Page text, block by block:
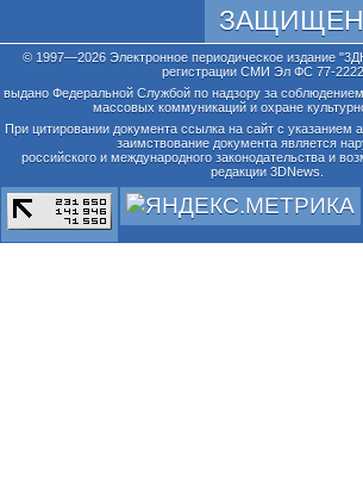
© 1997—2026 Электронное периодическое издание
регистрации СМИ Эл ФС 77-
выдано Федеральной Службой по надзору за
массовых коммуникаций и охране
При цитировании документа ссылка на сайт с указанием
заимствование документа является
российского и международного законодательства и
редакции 3DNews.